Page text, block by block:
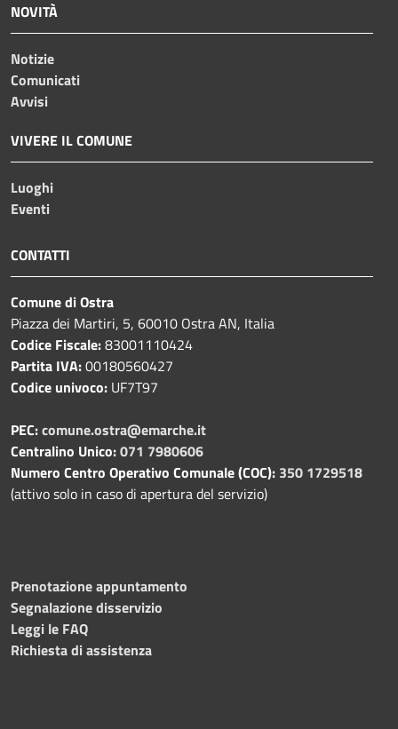
NOVITÀ
Notizie
Comunicati
Avvisi
VIVERE IL COMUNE
Luoghi
Eventi
CONTATTI
Comune di Ostra
Piazza dei Martiri, 5, 60010 Ostra AN, Italia
Codice Fiscale:83001110424
Partita IVA:00180560427
Codice univoco: UF7T97
PEC:comune.ostra@emarche.it
Centralino Unico:071 7980606
Numero Centro Operativo Comunale (COC): 350 1729518
(attivo solo in caso di apertura del servizio)
Prenotazione appuntamento
Segnalazione disservizio
Leggi le FAQ
Richiesta di assistenza